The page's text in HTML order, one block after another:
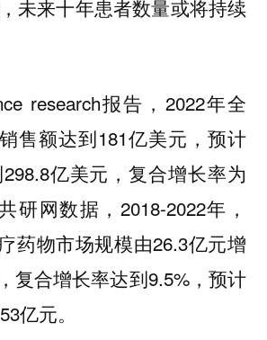
未来十年患者数量或将持续
research报告，2022年全
售额达到181亿美元，预计
亿美元，复合增长率为
研网数据，2018-2022年，
药物市场规模由26.3亿元增
复合增长率达到9.5%，预计
亿元。